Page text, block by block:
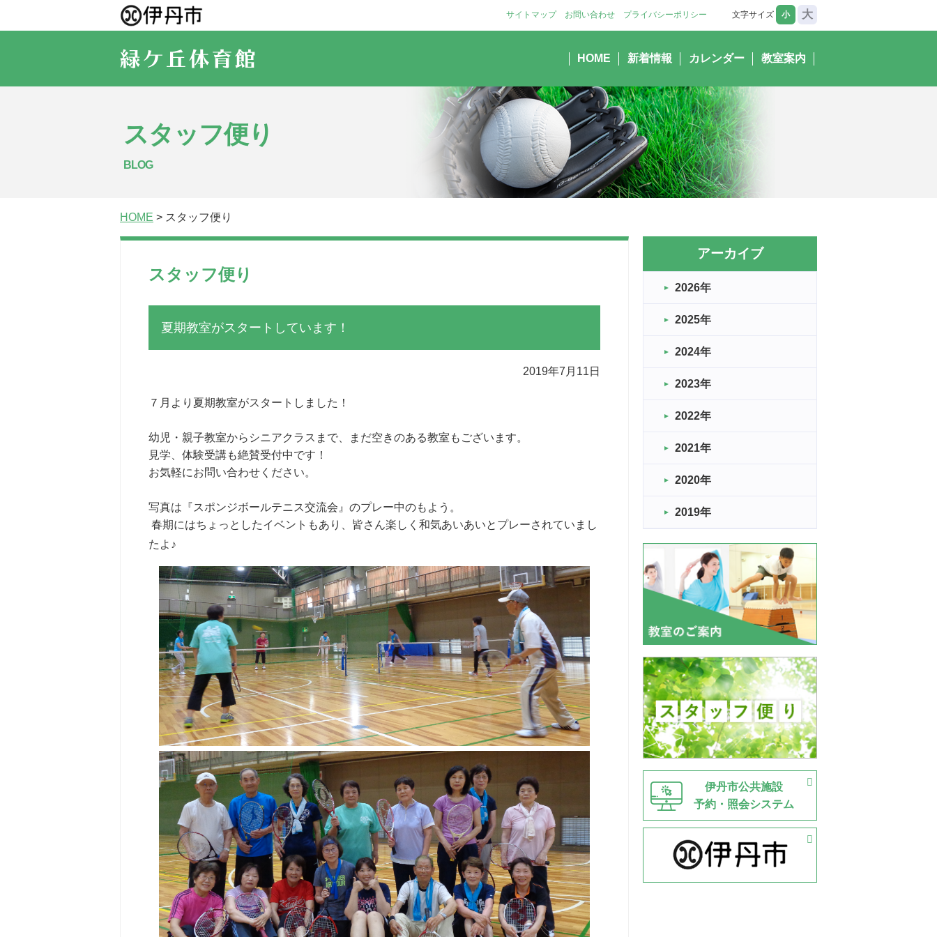
サイトマップ お問い合わせ プライバシーポリシー
HOME 新着情報 カレンダー 教室案内
文字サイズ 小 大
スタッフ便り
BLOG
HOME > スタッフ便り
スタッフ便り
夏期教室がスタートしています！
2019年7月11日
７月より夏期教室がスタートしました！
幼児・親子教室からシニアクラスまで、まだ空きのある教室もございます。
見学、体験受講も絶賛受付中です！
お気軽にお問い合わせください。
写真は『スポンジボールテニス交流会』のプレー中のもよう。
春期にはちょっとしたイベントもあり、皆さん楽しく和気あいあいとプレーされていまし
たよ♪
アーカイブ
2026年
2025年
2024年
2023年
2022年
2021年
2020年
2019年
伊丹市公共施設
予約・照会システム